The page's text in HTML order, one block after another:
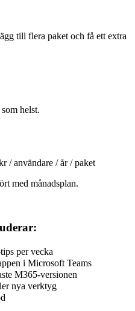
till flera paket och få ett extra
helst.
/ användare / år / paket
med månadsplan.
per vecka
i Microsoft Teams
M365-versionen
nya verktyg